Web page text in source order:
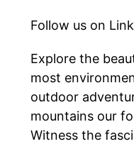
Follow us on
Explore the
most
outdoor
mountains our
Witness the